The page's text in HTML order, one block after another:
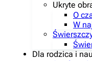
Ukryte
O
W
Dla rodzica i